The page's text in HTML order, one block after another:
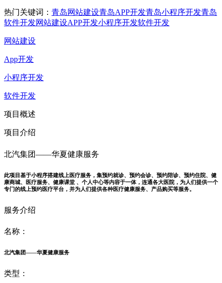
热门关键词： 青岛网站建设青岛APP开发青岛小程序开发青岛
软件开发网站建设APP开发小程序开发软件开发
网站建设
App开发
小程序开发
软件开发
项目概述
项目介绍
北汽集团——华夏健康服务
此项目基于小程序搭建线上医疗服务，集预约就诊、预约会诊、预约陪诊、预约住院、健
康商城、医疗服务、健康课堂 、个人中心等内容于一体，连通各大医院，为人们提供一个
专门的线上预约医疗平台，并为人们提供各种医疗健康服务、产品购买等服务。
服务介绍
名称：
北汽集团——华夏健康服务
类型：